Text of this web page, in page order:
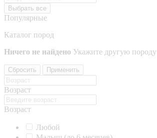
Выбрать все
Популярные
Каталог пород
Ничего не найдено Укажите другую породу
Сбросить Применить
Возраст
Возраст
Любой